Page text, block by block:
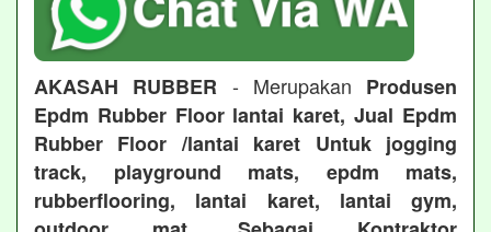
AKASAH RUBBER - Merupakan Produsen
Epdm Rubber Floor lantai karet, Jual Epdm
Rubber Floor /lantai karet Untuk jogging
track, playground mats, epdm mats,
rubberflooring, lantai karet, lantai gym,